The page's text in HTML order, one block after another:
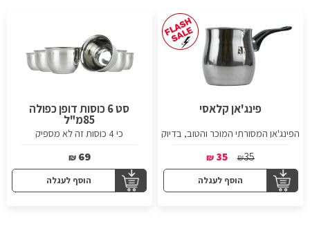
פינג'אן קלאסי
הפינג'אן המסורתי המוכר והטוב, בדיוק
עם ההל.35
₪
35
₪
הוסף לעגלה
סט 6 כוסות דופן כפולה
85מ"ל
כי 4 כוסות זה לא מספיק
69
₪
הוסף לעגלה